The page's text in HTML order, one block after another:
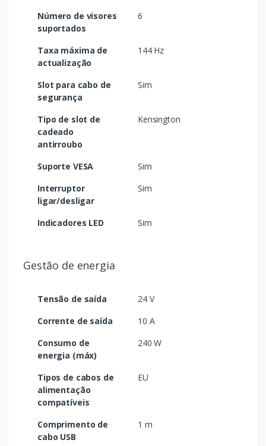
Número de visores
suportados
6
Taxa máxima de
actualização
144 Hz
Slot para cabo de
segurança
Sim
Tipo de slot de
cadeado
antirroubo
Kensington
Suporte VESA
Sim
Interruptor
ligar/desligar
Sim
Indicadores LED Sim
Gestão de energia
Tensão de saída
24 V
Corrente de saída
10 A
Consumo de
energia (máx)
240 W
Tipos de cabos de
alimentação
compatíveis
EU
Comprimento de
cabo USB
1 m